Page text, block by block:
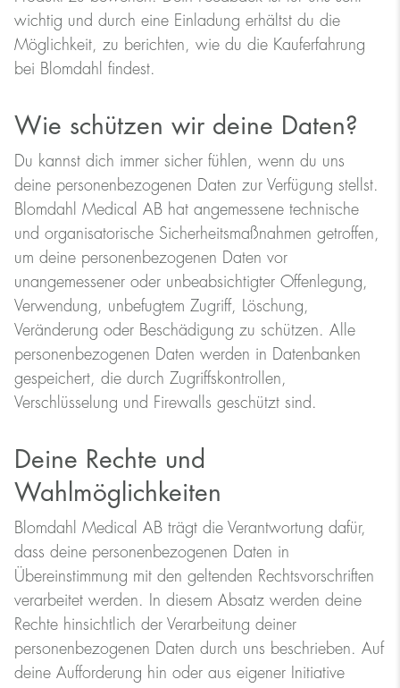
wichtig und durch eine Einladung erhältst du die
Möglichkeit, zu berichten, wie du die Kauferfahrung
bei Blomdahl findest.
Wie schützen wir deine Daten?
Du kannst dich immer sicher fühlen, wenn du uns
deine personenbezogenen Daten zur Verfügung stellst.
Blomdahl Medical AB hat angemessene technische
und organisatorische Sicherheitsmaßnahmen getroffen,
um deine personenbezogenen Daten vor
unangemessener oder unbeabsichtigter Offenlegung,
Verwendung, unbefugtem Zugriff, Löschung,
Veränderung oder Beschädigung zu schützen. Alle
personenbezogenen Daten werden in Datenbanken
gespeichert, die durch Zugriffskontrollen,
Verschlüsselung und Firewalls geschützt sind.
Deine Rechte und
Wahlmöglichkeiten
Blomdahl Medical AB trägt die Verantwortung dafür,
dass deine personenbezogenen Daten in
Übereinstimmung mit den geltenden Rechtsvorschriften
verarbeitet werden. In diesem Absatz werden deine
Rechte hinsichtlich der Verarbeitung deiner
personenbezogenen Daten durch uns beschrieben. Auf
deine Aufforderung hin oder aus eigener Initiative